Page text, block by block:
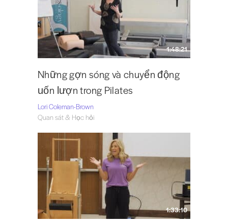
1:48:21
Những gợn sóng và chuyển động
uốn lượn trong Pilates
Lori Coleman-Brown
Quan sát & Học hỏi
1:33:10